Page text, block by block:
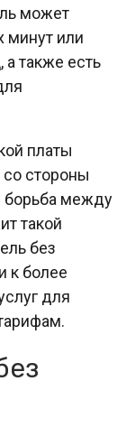
может
минут или
а также есть
платы
стороны
борьба между
такой
без
к более
для